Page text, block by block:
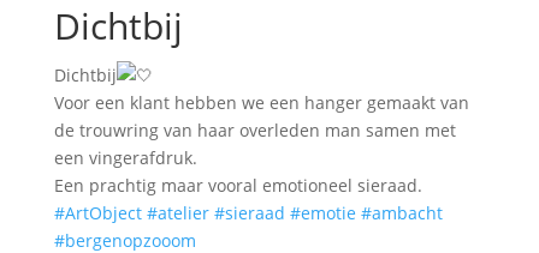
Dichtbij
Dichtbij
Voor een klant hebben we een hanger gemaakt van
de trouwring van haar overleden man samen met
een vingerafdruk.
Een prachtig maar vooral emotioneel sieraad.
#ArtObject #atelier #sieraad #emotie #ambacht
#bergenopzooom